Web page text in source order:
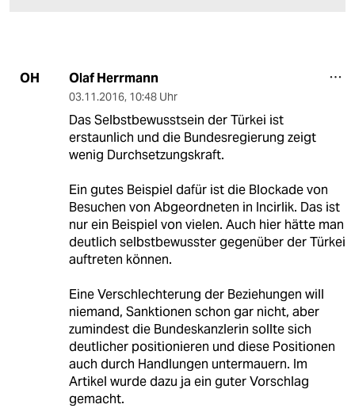
OH Olaf Herrmann
03.11.2016, 10:48 Uhr
Das Selbstbewusstsein der Türkei ist
erstaunlich und die Bundesregierung zeigt
wenig Durchsetzungskraft.
Ein gutes Beispiel dafür ist die Blockade von
Besuchen von Abgeordneten in Incirlik. Das ist
nur ein Beispiel von vielen. Auch hier hätte man
deutlich selbstbewusster gegenüber der Türkei
auftreten können.
Eine Verschlechterung der Beziehungen will
niemand, Sanktionen schon gar nicht, aber
zumindest die Bundeskanzlerin sollte sich
deutlicher positionieren und diese Positionen
auch durch Handlungen untermauern. Im
Artikel wurde dazu ja ein guter Vorschlag
gemacht.